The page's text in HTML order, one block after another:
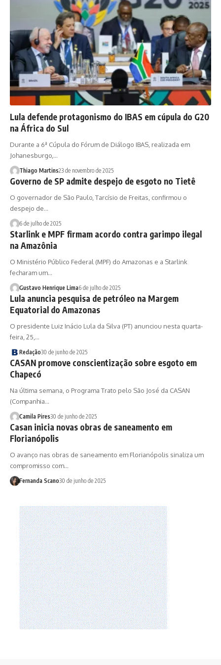
Lula defende protagonismo do IBAS em cúpula do G20
na África do Sul
Durante a 6ª Cúpula do Fórum de Diálogo IBAS, realizada em
Johanesburgo,…
Thiago Martins23 de novembro de 2025
Governo de SP admite despejo de esgoto no Tietê
O governador de São Paulo, Tarcísio de Freitas, confirmou o
despejo de…
6 de julho de 2025
Starlink e MPF firmam acordo contra garimpo ilegal
na Amazônia
O Ministério Público Federal (MPF) do Amazonas e a Starlink
fecharam um…
Gustavo Henrique Lima6 de julho de 2025
Lula anuncia pesquisa de petróleo na Margem
Equatorial do Amazonas
O presidente Luiz Inácio Lula da Silva (PT) anunciou nesta quarta-
feira, 25,…
Redação30 de junho de 2025
CASAN promove conscientização sobre esgoto em
Chapecó
Na última semana, o Programa Trato pelo São José da CASAN
(Companhia…
Camila Pires30 de junho de 2025
Casan inicia novas obras de saneamento em
Florianópolis
O avanço nas obras de saneamento em Florianópolis sinaliza um
compromisso com…
Fernanda Scano30 de junho de 2025